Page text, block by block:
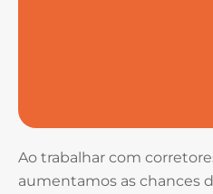
Ao trabalhar com
aumentamos as chances